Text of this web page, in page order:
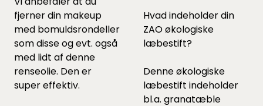
fjerner din makeup
med bomuldsrondeller
somdisseog evt. også
med lidt af denne
renseolie. Den er
super effektiv.
Hvad indeholder din
ZAO økologiske
læbestift?
Denne økologiske
læbestift indeholder
bl.a. granatæble